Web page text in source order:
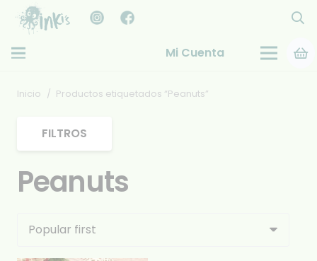
Mi Cuenta
Inicio / Productos etiquetados “Peanuts”
Peanuts
FILTROS